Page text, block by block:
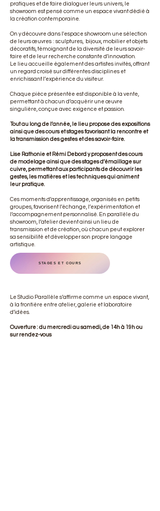
pratiques et de faire dialoguer leurs univers, le
showroom est pensé comme un espace vivant dédié à
la création contemporaine.
On y découvre dans l'espace showroom une sélection
de leurs œuvres : sculptures, bijoux, mobilier et objets
décoratifs, témoignant de la diversité de leurs savoir-
faire et de leur recherche constante d’innovation.
Le lieu accueille également des artistes invités, offrant
un regard croisé sur différentes disciplines et
enrichissant l’expérience du visiteur.
Chaque pièce présentée est disponible à la vente,
permettant à chacun d’acquérir une œuvre
singulière, conçue avec exigence et passion.
Tout au long de l’année, le lieu propose des expositions
ainsi que des cours et stages favorisant la rencontre et
la transmission des gestes et des savoir-faire.
Lise Rathonie et Rémi Debord y proposent des cours
de modelage ainsi que des stages d’émaillage sur
cuivre, permettant aux participants de découvrir les
gestes, les matières et les techniques qui animent
leur pratique.
Ces moments d’apprentissage, organisés en petits
groupes, favorisent l’échange, l’expérimentation et
l’accompagnement personnalisé. En parallèle du
showroom, l’atelier devient ainsi un lieu de
transmission et de création, où chacun peut explorer
sa sensibilité et développer son propre langage
artistique.
Le Studio Parallèle s’affirme comme un espace vivant,
à la frontière entre atelier, galerie et laboratoire
d’idées.
Ouverture : du mercredi au samedi, de 14h à 19h ou
sur rendez-vous
STAGES ET COURS